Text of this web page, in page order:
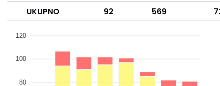
UKUPNO 92 569
120
100
80